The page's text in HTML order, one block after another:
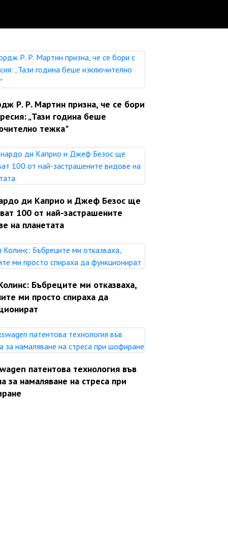
Р. Р. Мартин призна, че се бори
„Тази година беше
тежка"
ди Каприо и Джеф Безос ще
100 от най-застрашените
на планетата
Бъбреците ми отказваха,
ми просто спираха да
патентова технология във
за намаляване на стреса при